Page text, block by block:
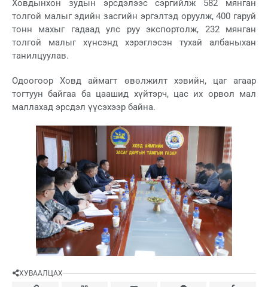
Ховдынхон зудын эрсдэлээс сэргийлж 582 мянган
толгой малыг эдийн засгийн эргэлтэд оруулж, 400 гаруй
тонн махыг гадаад улс руу экспортолж, 232 мянган
толгой малыг хүнсэнд хэрэглэсэн тухай албаныхан
танилцуулав.
Одоогоор Ховд аймагт өвөлжилт хэвийн, цаг агаар
тогтуун байгаа ба цаашид хүйтэрч, цас их орвол мал
маллахад эрсдэл үүсэхээр байна.
ХУВААЛЦАХ